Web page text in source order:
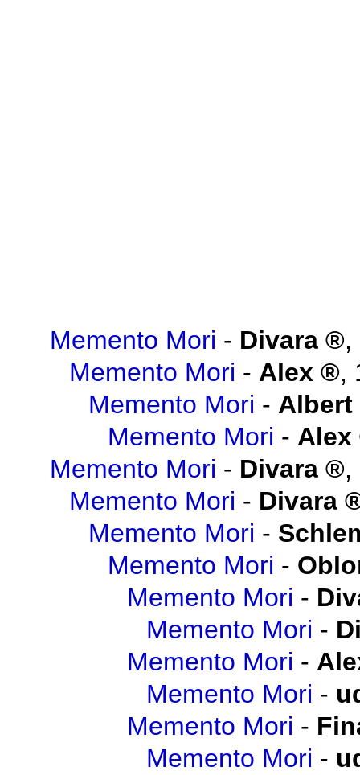
Memento Mori - Divara ,
Memento Mori - Alex ,
Memento Mori - Albert
Memento Mori - Alex
Memento Mori - Divara ,
Memento Mori - Divara
Memento Mori -
Memento Mori -
Memento Mori -
Memento Mori -
Memento Mori -
Memento Mori -
Memento Mori -
Memento Mori -